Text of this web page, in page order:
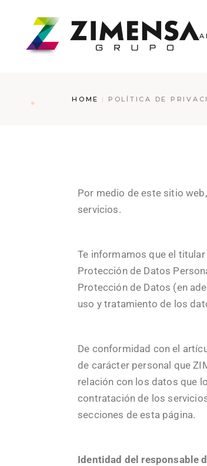
HOME POLÍTICA DE
Por medio de este sitio
servicios.
Te informamos que el
Protección de Datos
Protección de Datos (en
uso y tratamiento de los
De conformidad con el
de carácter personal que
relación con los datos que
contratación de los
secciones de esta página.
Identidad del responsable